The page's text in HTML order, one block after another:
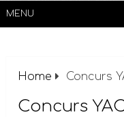
MENU
Home Concurs
Concurs